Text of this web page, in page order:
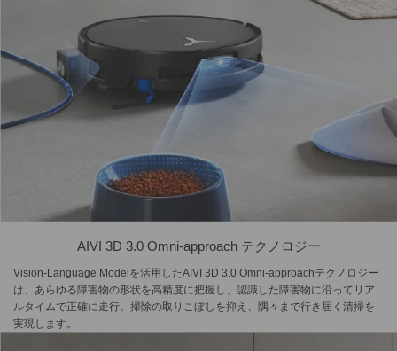
AIVI 3D 3.0 Omni-approach テクノロジー
Vision-Language Modelを活用したAIVI 3D 3.0 Omni-approachテクノロジー
は、あらゆる障害物の形状を高精度に把握し、認識した障害物に沿ってリア
ルタイムで正確に走行。掃除の取りこぼしを抑え、隅々まで行き届く清掃を
実現します。